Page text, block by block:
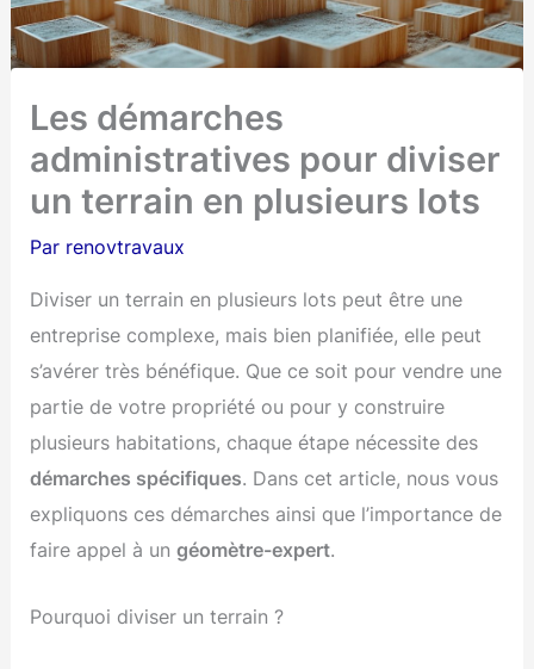
Les démarches
administratives pour diviser
un terrain en plusieurs lots
Par renovtravaux
Diviser un terrain en plusieurs lots peut être une
entreprise complexe, mais bien planifiée, elle peut
s’avérer très bénéfique. Que ce soit pour vendre une
partie de votre propriété ou pour y construire
plusieurs habitations, chaque étape nécessite des
démarches spécifiques. Dans cet article, nous vous
expliquons ces démarches ainsi que l’importance de
faire appel à ungéomètre-expert.
Pourquoi diviser un terrain ?